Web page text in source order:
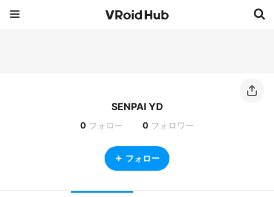
SENPAI YD
0 フォロー 0 フォロワー
フォロー